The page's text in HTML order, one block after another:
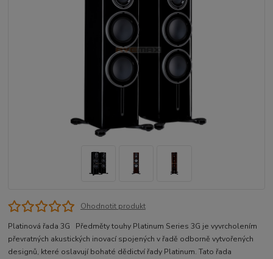
Ohodnotit produkt
Platinová řada 3G Předměty touhy Platinum Series 3G je vyvrcholením
převratných akustických inovací spojených v řadě odborně vytvořených
designů, které oslavují bohaté dědictví řady Platinum. Tato řada